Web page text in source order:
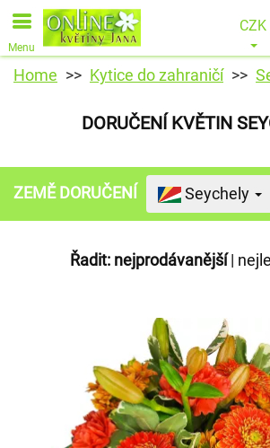
Menu
CZK
Home Kytice do zahraničí
DORUČENÍ KVĚTIN
ZEMĚ DORUČENÍ Seychely
Řadit: nejprodávanější|